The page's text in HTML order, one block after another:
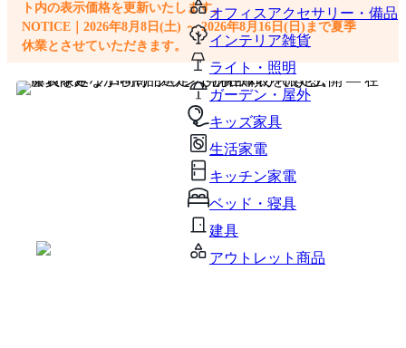
オフィスアクセサリー・備品
インテリア雑貨
ライト・照明
ガーデン・屋外
キッズ家具
生活家電
キッチン家電
ベッド・寝具
建具
アウトレット商品
ト内の表示価格を更新いたします。
NOTICE｜2026年8月8日(土) ～ 2026年8月16日(日)まで夏季
休業とさせていただきます。